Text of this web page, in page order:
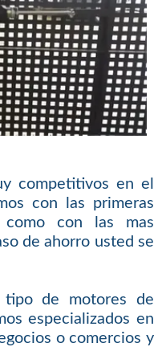
competitivos en el
con las primeras
como con las mas
de ahorro usted se
tipo de motores de
especializados en
o comercios y